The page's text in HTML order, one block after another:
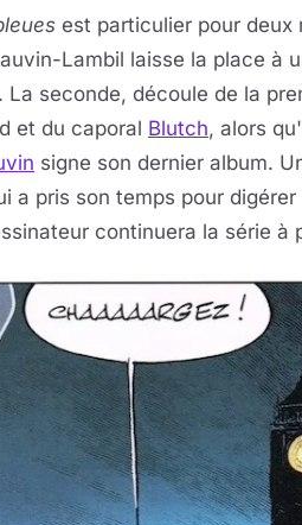
est particulier pour deux
Lambil laisse la place à
seconde, découle de la
et du caporal Blutch, alors
signe son dernier album.
a pris son temps pour
continuera la série à